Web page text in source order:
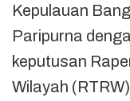
Kepulauan
Paripurna
keputusan
Wilayah